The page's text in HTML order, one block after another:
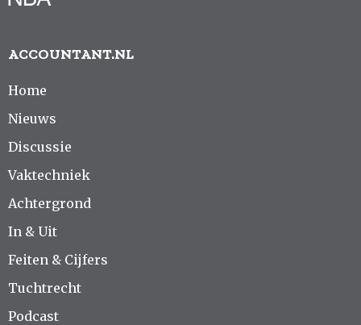
ACCOUNTANT.NL
Home
Nieuws
Discussie
Vaktechniek
Achtergrond
In & Uit
Feiten & Cijfers
Tuchtrecht
Podcast